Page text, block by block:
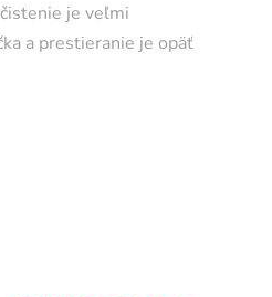
je veľmi
a prestieranie je opäť